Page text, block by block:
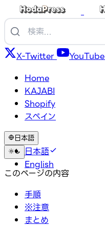
X-Twitter YouTube
Home
KAJABI
Shopify
スペイン
日本語
日本語
English
このページの内容
手順
※注意
まとめ